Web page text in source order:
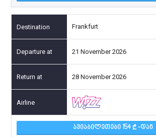
Frankfurt
21 November 2026
28 November 2026
ᲐᲕᲘᲐᲑᲘᲚᲔᲗᲔᲑᲘ 154 -ᲓᲐᲜ